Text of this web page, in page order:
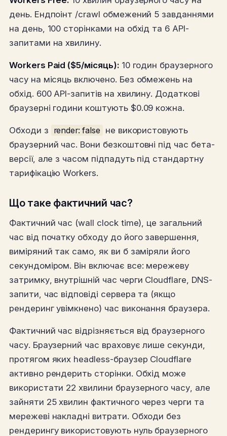
день. Ендпоінт /crawl обмежений 5 завданнями
на день, 100 сторінками на обхід та 6 API-
запитами на хвилину.
Workers Paid ($5/місяць):10 годин браузерного
часу на місяць включено. Без обмежень на
обхід. 600 API-запитів на хвилину. Додаткові
браузерні години коштують $0.09 кожна.
Обходи з render: false не використовують
браузерний час. Вони безкоштовні під час бета-
версії, але з часом підпадуть під стандартну
тарифікацію Workers.
Що таке фактичний час?
Фактичний час (wall clock time), це загальний
час від початку обходу до його завершення,
виміряний так само, як ви б заміряли його
секундоміром. Він включає все: мережеву
затримку, внутрішній час черги Cloudflare, DNS-
запити, час відповіді сервера та (якщо
рендеринг увімкнено) час виконання браузера.
Фактичний час відрізняється від браузерного
часу. Браузерний час враховує лише секунди,
протягом яких headless-браузер Cloudflare
активно рендерить сторінки. Обхід може
використати 22 хвилини браузерного часу, але
зайняти 25 хвилин фактичного через черги та
мережеві накладні витрати. Обходи без
рендерингу використовують нуль браузерного